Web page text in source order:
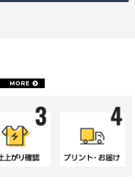
MORE